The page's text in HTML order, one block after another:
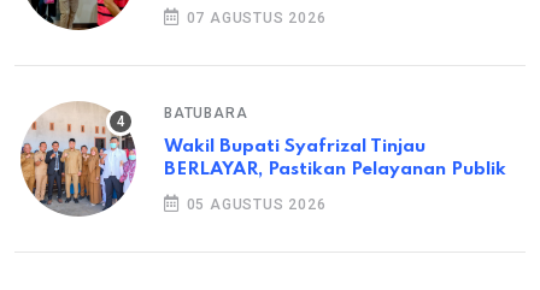
07 AGUSTUS 2026
BATUBARA
Wakil Bupati Syafrizal Tinjau
BERLAYAR, Pastikan Pelayanan Publik
05 AGUSTUS 2026